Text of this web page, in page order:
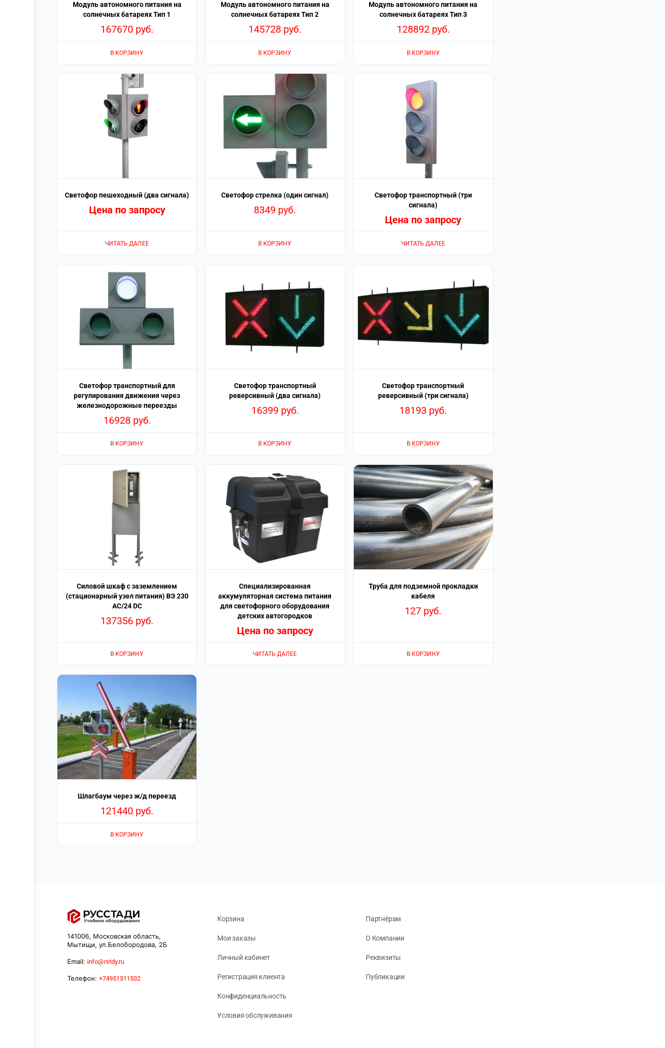
Модуль автономного питания на
солнечных батареях Тип 1
167670 руб.
В КОРЗИНУ
Модуль автономного питания на
солнечных батареях Тип 2
145728 руб.
В КОРЗИНУ
Модуль автономного питания на
солнечных батареях Тип 3
128892 руб.
В КОРЗИНУ
Светофор пешеходный (два сигнала)
Цена по запросу
ЧИТАТЬ ДАЛЕЕ
Светофор стрелка (один сигнал)
8349 руб.
В КОРЗИНУ
Светофор транспортный (три
сигнала)
Цена по запросу
ЧИТАТЬ ДАЛЕЕ
Светофор транспортный для
регулирования движения через
железнодорожные переезды
16928 руб.
В КОРЗИНУ
Светофор транспортный
реверсивный (два сигнала)
16399 руб.
В КОРЗИНУ
Светофор транспортный
реверсивный (три сигнала)
18193 руб.
В КОРЗИНУ
Силовой шкаф с заземлением
(стационарный узел питания) ВЭ 230
АС/24 DC
137356 руб.
В КОРЗИНУ
Специализированная
аккумуляторная система питания
для светофорного оборудования
детских автогородков
Цена по запросу
ЧИТАТЬ ДАЛЕЕ
Труба для подземной прокладки
кабеля
127 руб.
В КОРЗИНУ
Шлагбаум через ж/д переезд
121440 руб.
В КОРЗИНУ
141006, Московская область,
Мытищи, ул.Белобородова, 2Б
Email: info@rstdy.ru
Телефон: +74951311532
Корзина
Мои заказы
Личный кабинет
Регистрация клиента
Конфиденциальность
Условия обслуживания
Партнёрам
О Компании
Реквизиты
Публикации